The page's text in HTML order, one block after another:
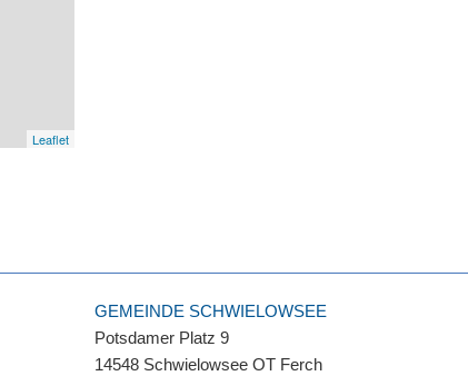
Leaflet
GEMEINDE SCHWIELOWSEE
Potsdamer Platz 9
14548 Schwielowsee OT Ferch